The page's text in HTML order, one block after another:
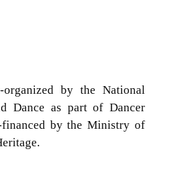
by the National
Dance as part of Dancer
financed by the Ministry of